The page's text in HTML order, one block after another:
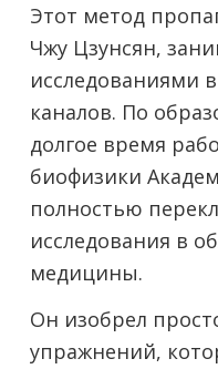
Этот метод
Чжу Цзунсян,
исследованиями
каналов. По
долгое время
биофизики
полностью
исследования в
медицины.
Он изобрел
упражнений,